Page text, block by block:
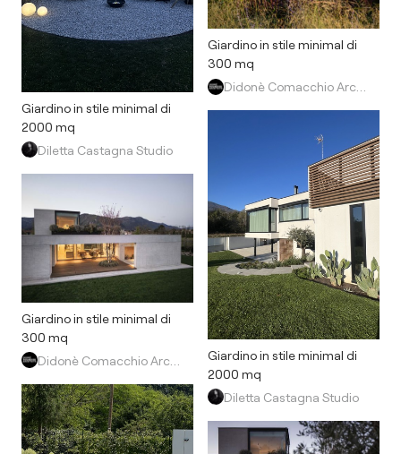
Giardino in stile minimal di
2000 mq
Diletta Castagna Studio
Giardino in stile minimal di
300 mq
Giardino in stile minimal di
300 mq
Giardino in stile minimal di
2000 mq
Diletta Castagna Studio